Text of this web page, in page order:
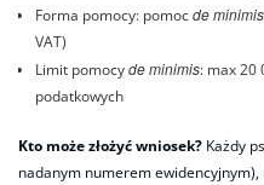
Forma pomocy: pomocde minimis
VAT)
Limit pomocyde minimis: max 20
podatkowych
Kto może złożyć wniosek? Każdy
nadanym numerem